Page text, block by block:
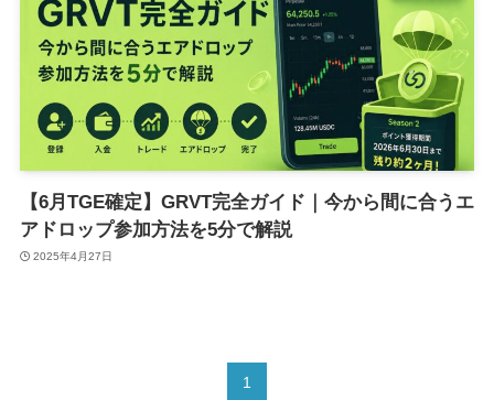
【6月TGE確定】GRVT完全ガイド｜今から間に合うエ
アドロップ参加方法を5分で解説
2025年4月27日
1